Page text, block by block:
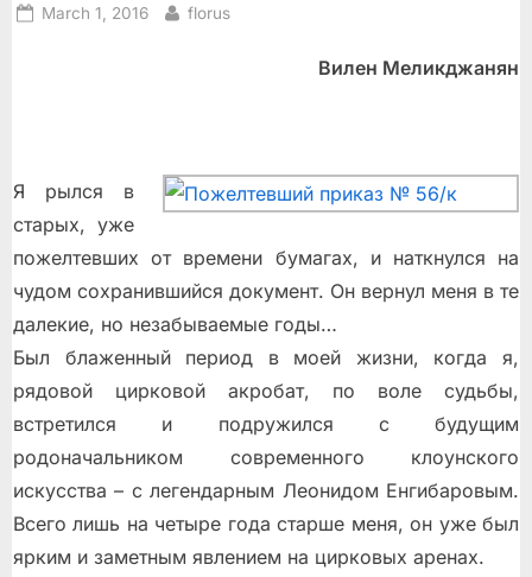
Posted
March 1, 2016 By
florus
Вилен Меликджанян
Я рылся в
старых, уже
пожелтевших от времени бумагах, и наткнулся на
чудом сохранившийся документ. Он вернул меня в те
далекие, но незабываемые годы…
Был блаженный период в моей жизни, когда я,
рядовой цирковой акробат, по воле судьбы,
встретился и подружился с будущим
родоначальником современного клоунского
искусства – с легендарным Леонидом Енгибаровым.
Всего лишь на четыре года старше меня, он уже был
ярким и заметным явлением на цирковых аренах.